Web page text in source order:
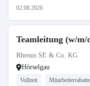
02.08.2026
Teamleitung (w/
Rhenus SE & Co. KG
Hörselgau
Vollzeit Mitarbeiterrabatte